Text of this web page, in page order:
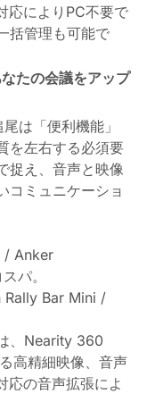
応によりPC不要で
括管理も可能で
たの会議をアップ
は「便利機能」
を左右する必須要
捉え、音声と映像
コミュニケーショ
/ Anker
パ。
Rally Bar Mini /
、Nearity 360
高精細映像、音声
応の音声拡張によ